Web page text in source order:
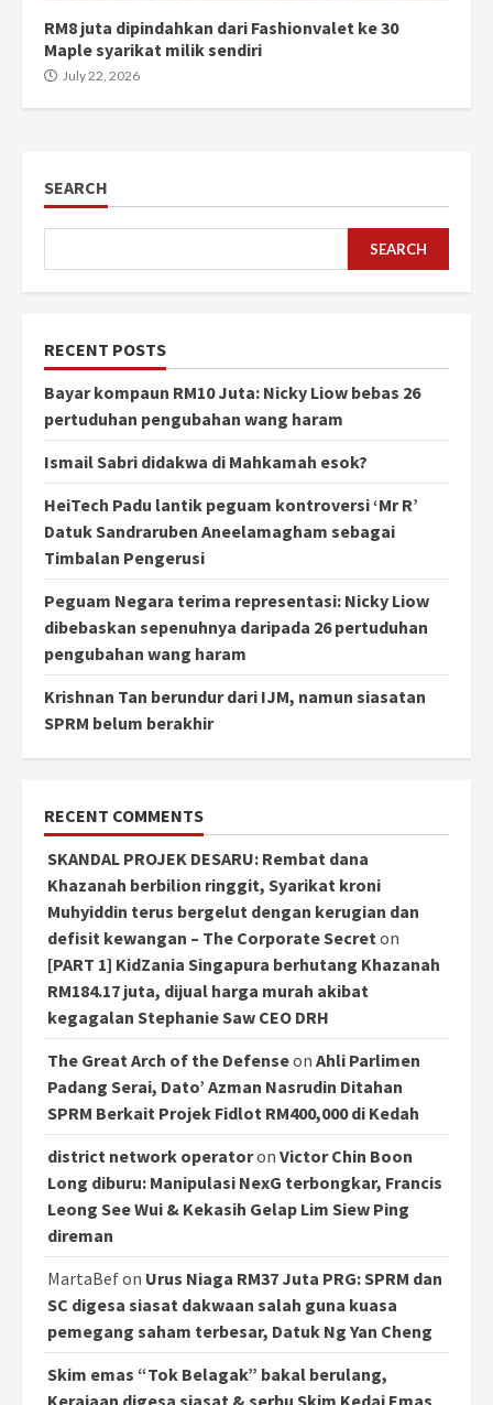
RM8 juta dipindahkan dari Fashionvalet ke 30
Maple syarikat milik sendiri
July 22, 2026
SEARCH
SEARCH
RECENT POSTS
Bayar kompaun RM10 Juta: Nicky Liow bebas 26
pertuduhan pengubahan wang haram
Ismail Sabri didakwa di Mahkamah esok?
HeiTech Padu lantik peguam kontroversi ‘Mr R’
Datuk Sandraruben Aneelamagham sebagai
Timbalan Pengerusi
Peguam Negara terima representasi: Nicky Liow
dibebaskan sepenuhnya daripada 26 pertuduhan
pengubahan wang haram
Krishnan Tan berundur dari IJM, namun siasatan
SPRM belum berakhir
RECENT COMMENTS
SKANDAL PROJEK DESARU: Rembat dana
Khazanah berbilion ringgit, Syarikat kroni
Muhyiddin terus bergelut dengan kerugian dan
defisit kewangan – The Corporate Secreton
[PART 1] KidZania Singapura berhutang Khazanah
RM184.17 juta, dijual harga murah akibat
kegagalan Stephanie Saw CEO DRH
The Great Arch of the Defenseon Ahli Parlimen
Padang Serai, Dato’ Azman Nasrudin Ditahan
SPRM Berkait Projek Fidlot RM400,000 di Kedah
district network operatoron Victor Chin Boon
Long diburu: Manipulasi NexG terbongkar, Francis
Leong See Wui & Kekasih Gelap Lim Siew Ping
direman
MartaBefon Urus Niaga RM37 Juta PRG: SPRM dan
SC digesa siasat dakwaan salah guna kuasa
pemegang saham terbesar, Datuk Ng Yan Cheng
Skim emas “Tok Belagak” bakal berulang,